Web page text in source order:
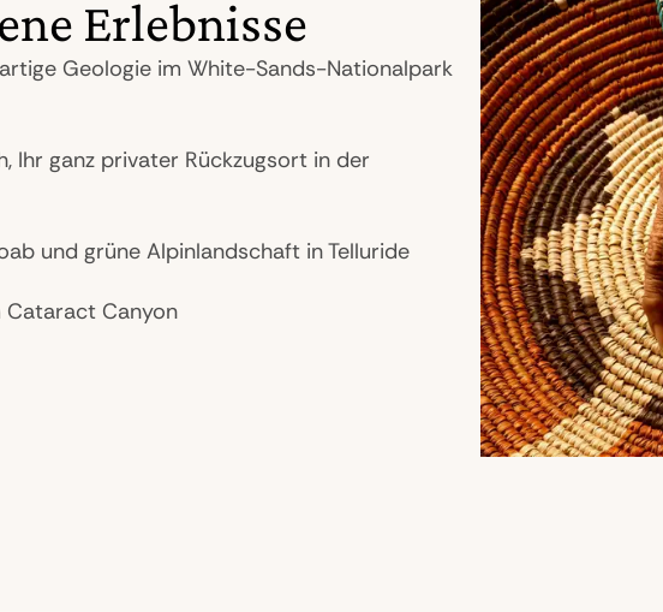
Erlebnisse
Geologie im White-Sands-Nationalpark
Ihr ganz privater Rückzugsort in der
und grüne Alpinlandschaft in Telluride
Canyon